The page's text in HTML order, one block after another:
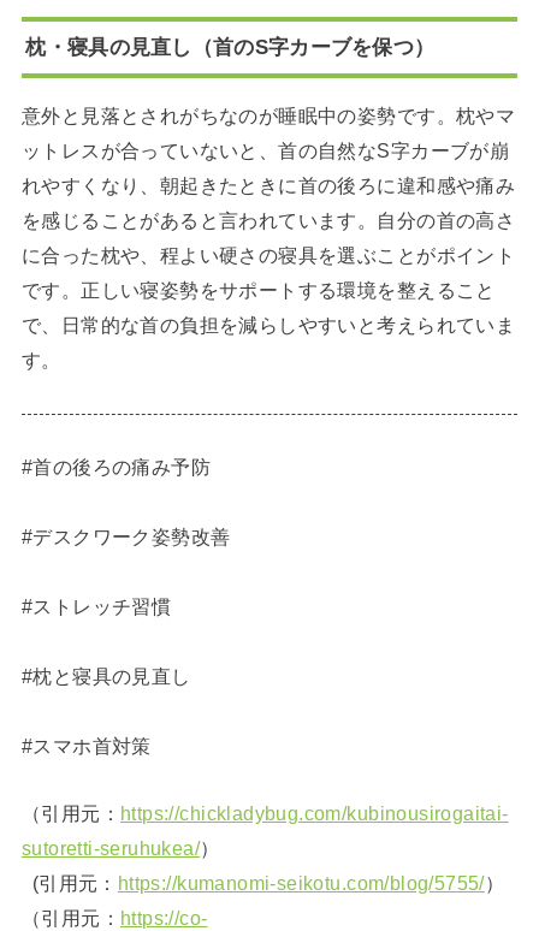
枕・寝具の見直し（首のS字カーブを保つ）
意外と見落とされがちなのが睡眠中の姿勢です。枕やマ
ットレスが合っていないと、首の自然なS字カーブが崩
れやすくなり、朝起きたときに首の後ろに違和感や痛み
を感じることがあると言われています。自分の首の高さ
に合った枕や、程よい硬さの寝具を選ぶことがポイント
です。正しい寝姿勢をサポートする環境を整えること
で、日常的な首の負担を減らしやすいと考えられていま
す。
#首の後ろの痛み予防
#デスクワーク姿勢改善
#ストレッチ習慣
#枕と寝具の見直し
#スマホ首対策
（引用元： https://chickladybug.com/kubinousirogaitai-
sutoretti-seruhukea/）
(引用元： https://kumanomi-seikotu.com/blog/5755/）
（引用元： https://co-